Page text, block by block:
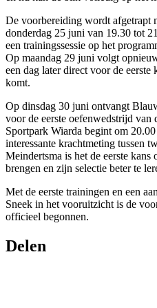
De voorbereiding wordt afgetrapt
donderdag 25 juni van 19.30 tot
een trainingssessie op het
Op maandag 29 juni volgt
een dag later direct voor de
komt.
Op dinsdag 30 juni ontvangt
voor de eerste oefenwedstrijd
Sportpark Wiarda begint om
interessante krachtmeting tussen
Meindertsma is het de eerste
brengen en zijn selectie beter te
Met de eerste trainingen en een
Sneek in het vooruitzicht is de
officieel begonnen.
Delen